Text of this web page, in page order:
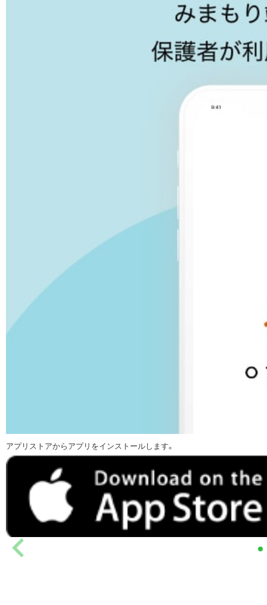
アプリストアからアプリをインストールします。